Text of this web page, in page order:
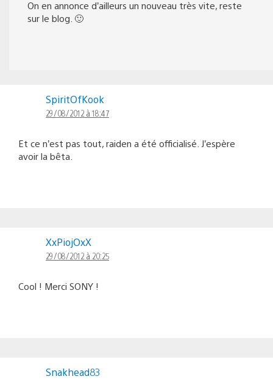
On en annonce d’ailleurs un nouveau très vite, reste
sur le blog. 🙂
SpiritOfKook
29/08/2012 à 18:47
Et ce n’est pas tout, raiden a été officialisé. J’espère
avoir la bêta.
XxPiojOxX
29/08/2012 à 20:25
Cool ! Merci SONY !
Snakhead83